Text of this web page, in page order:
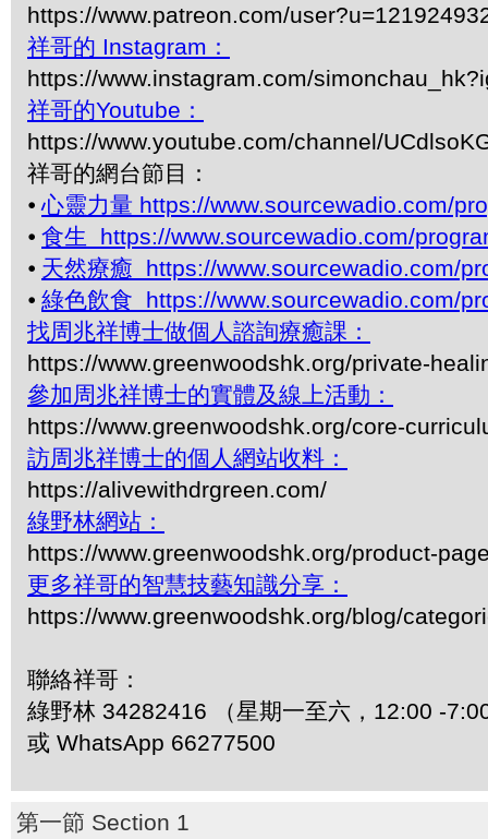
https://www.patreon.com/
祥哥的 Instagram：
https://www.instagram.com/
祥哥的Youtube：
https://www.youtube.com/channel/
祥哥的網台節目：
⦁ 心靈力量 https://www.sourcewadio.com/
⦁ 食生 https://www.sourcewadio.com/
⦁ 天然療癒 https://www.sourcewadio.com/
⦁ 綠色飲食 https://www.sourcewadio.com/
找周兆祥博士做個人諮詢療癒課：
https://www.greenwoodshk.org/private-
參加周兆祥博士的實體及線上活動：
https://www.greenwoodshk.org/core-
訪周兆祥博士的個人網站收料：
https://alivewithdrgreen.com/
綠野林網站：
https://www.greenwoodshk.org/product-
更多祥哥的智慧技藝知識分享：
https://www.greenwoodshk.org/blog/
聯絡祥哥：
綠野林 34282416 （星期一至六，12:00 -
或 WhatsApp 66277500
第一節 Section 1